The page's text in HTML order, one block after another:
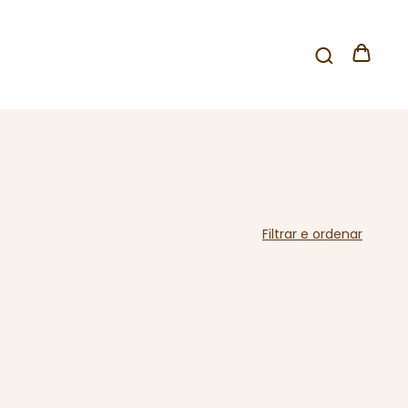
Filtrar e ordenar